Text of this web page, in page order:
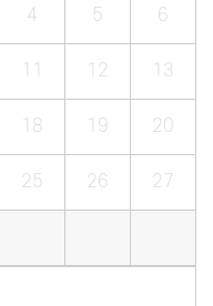
4 5 6
11 12 13
18 19 20
25 26 27